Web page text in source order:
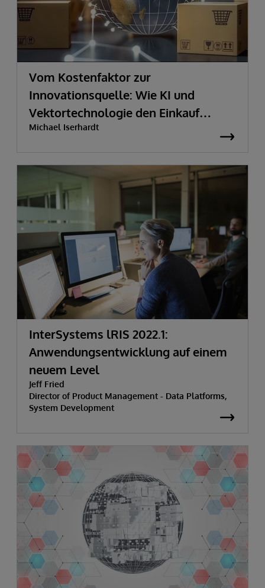
Vom Kostenfaktor zur
Innovationsquelle: Wie KI und
Vektortechnologie den Einkauf
transformieren
Michael Iserhardt
InterSystems lRIS 2022.1:
Anwendungsentwicklung auf einem
neuem Level
Jeff Fried
Director of Product Management - Data Platforms,
System Development